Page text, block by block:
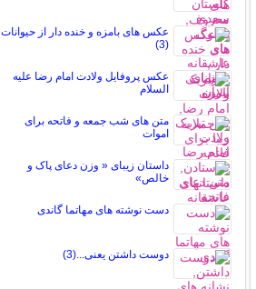
عکس های بامزه و خنده دار از حیوانات
(3)
عکس پروفایل ولادت امام رضا علیه
السلام
متن های شب جمعه و فاتحه برای
اموات
داستان زیبای « وزن دعای پاک و
خالص»
دست نوشته های مهاتما گاندی
دوست داشتن یعنی...(3)